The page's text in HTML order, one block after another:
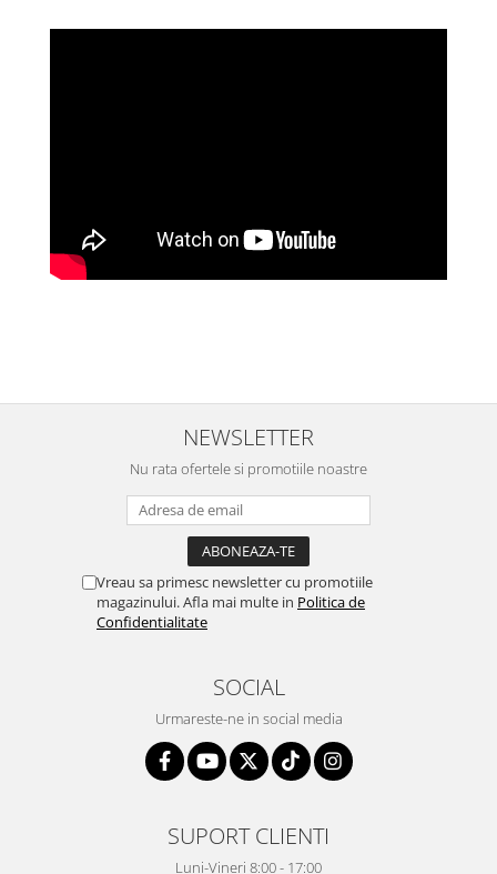
NEWSLETTER
Nu rata ofertele si promotiile noastre
Vreau sa primesc newsletter cu promotiile
magazinului. Afla mai multe in Politica de
Confidentialitate
SOCIAL
Urmareste-ne in social media
SUPORT CLIENTI
Luni-Vineri 8:00 - 17:00